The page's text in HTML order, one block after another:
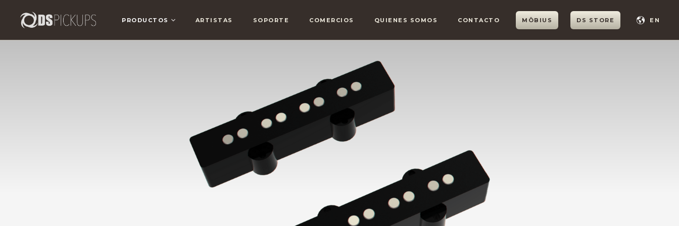
PRODUCTOS ARTISTAS SOPORTE COMERCIOS QUIENES SOMOS CONTACTO MÖBIUS DS STORE EN